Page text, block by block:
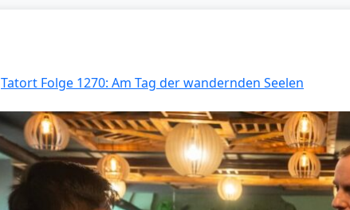
Tatort Folge 1270: Am Tag der wandernden Seelen